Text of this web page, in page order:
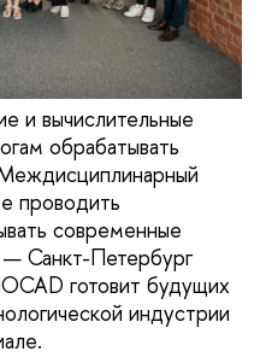
и вычислительные
обрабатывать
проводить
современные
Санкт-Петербург
готовит будущих
индустрии